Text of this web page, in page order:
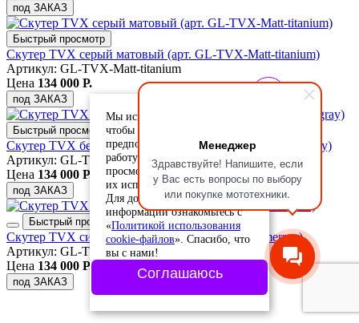
Менеджер
Здравствуйте! Напишите, если
у Вас есть вопросы по выбору
или покупке мототехники.
под ЗАКАЗ
Быстрый просмотр
Скутер TVX серый матовый (арт. GL-TVX-Matt-titanium)
Артикул: GL-TVX-Matt-titanium
Цена 134 000 Р.
под ЗАКАЗ
Быстрый просмотр
Скутер TVX бежевый матовый (арт. GL-TVX-Elegant-gray)
Артикул: GL-TVX-Elegant-gray
Цена 134 000 Р.
под ЗАКАЗ
Быстрый просмотр
Скутер TVX синий матовый (арт. GL-TVX-Camerron)
Артикул: GL-TVX-Camerron
Цена 134 000 Р.
под ЗАКАЗ
Мы используем cookie-файлы,
чтобы учесть ваши
предпочтения и улучшить
работу сайта. Продолжая
просмотр, вы соглашаетесь с
их использованием.
Для дополнительной
информации ознакомьтесь с
«Политикой использования
cookie-файлов». Спасибо, что
вы с нами!
Соглашаюсь